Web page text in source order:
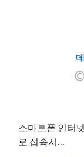
스마트폰 인터
로 접속시…